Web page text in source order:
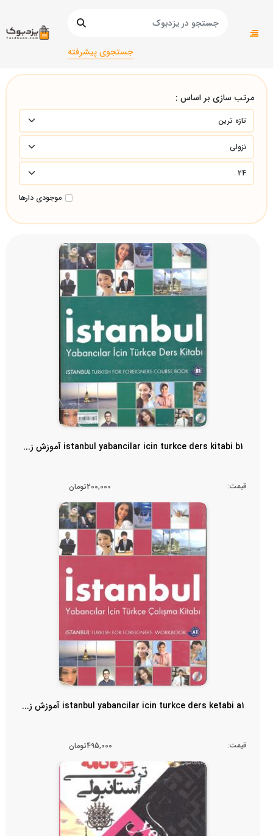
جستجوی پیشرفته
صفحه اصلی
مرتب سازی بر اساس :
موجودی دارها
istanbul yabancilar icin turkce ders kitabi b1 آموزش ز...
قیمت: 200,000تومان
istanbul yabancilar icin turkce ders ketabi a1 آموزش ز...
قیمت: 495,000تومان